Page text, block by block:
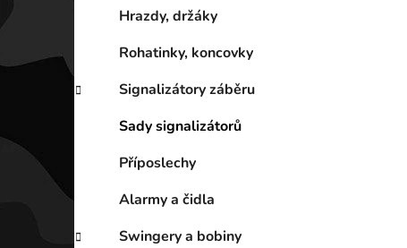
Hrazdy, držáky
Rohatinky, koncovky
Signalizátory záběru
Sady signalizátorů
Příposlechy
Alarmy a čidla
Swingery a bobiny